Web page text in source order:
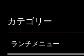
カテゴリー
ランチメニュー